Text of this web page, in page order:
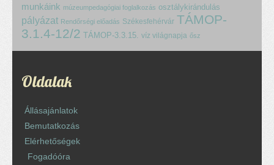
munkáink múzeumpedagógiai foglalkozás osztálykirándulás
pályázat Rendőrségi előadás Székesfehérvár TÁMOP-
3.1.4-12/2 TÁMOP-3.3.15. víz világnapja ősz
Oldalak
Állásajánlatok
Bemutatkozás
Elérhetőségek
Fogadóóra